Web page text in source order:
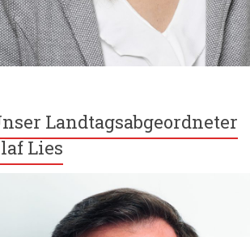
Landtagsabgeordneter
Lies